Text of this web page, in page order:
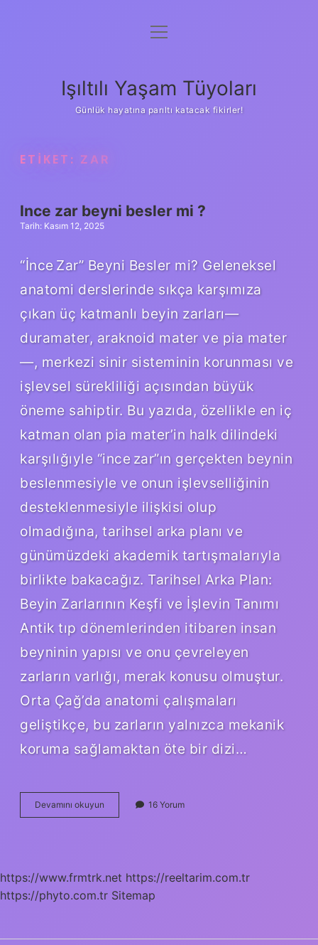
Anasayfa
Yasal Uyarı
menüyü
Işıltılı Yaşam Tüyoları
Günlük hayatına parıltı katacak fikirler!
ETIKET: ZAR
Ince zar beyni besler mi ?
Tarih: Kasım 12, 2025
“İnce Zar” Beyni Besler mi? Geleneksel
anatomi derslerinde sıkça karşımıza
çıkan üç katmanlı beyin zarları—
duramater, araknoid mater ve pia mater
—, merkezi sinir sisteminin korunması ve
işlevsel sürekliliği açısından büyük
öneme sahiptir. Bu yazıda, özellikle en iç
katman olan pia mater’in halk dilindeki
karşılığıyle “ince zar”ın gerçekten beynin
beslenmesiyle ve onun işlevselliğinin
desteklenmesiyle ilişkisi olup
olmadığına, tarihsel arka planı ve
günümüzdeki akademik tartışmalarıyla
birlikte bakacağız. Tarihsel Arka Plan:
Beyin Zarlarının Keşfi ve İşlevin Tanımı
Antik tıp dönemlerinden itibaren insan
beyninin yapısı ve onu çevreleyen
zarların varlığı, merak konusu olmuştur.
Orta Çağ’da anatomi çalışmaları
geliştikçe, bu zarların yalnızca mekanik
koruma sağlamaktan öte bir dizi…
Devamını okuyun
zar
16 Yorum
https://www.frmtrk.net https://reeltarim.com.tr
https://phyto.com.tr Sitemap